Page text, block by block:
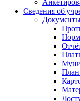
Сведения об
Документы
План